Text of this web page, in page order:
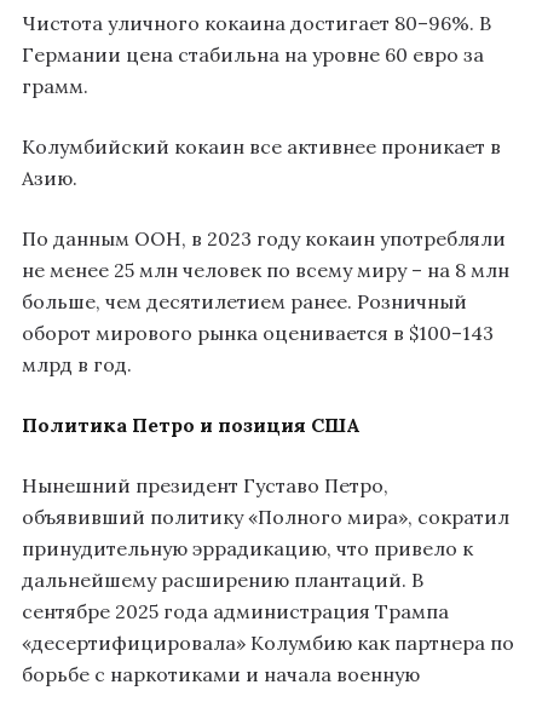
Чистота уличного кокаина достигает 80–96%. В
Германии цена стабильна на уровне 60 евро за
грамм.
Колумбийский кокаин все активнее проникает в
Азию.
По данным ООН, в 2023 году кокаин употребляли
не менее 25 млн человек по всему миру – на 8 млн
больше, чем десятилетием ранее. Розничный
оборот мирового рынка оценивается в $100–143
млрд в год.
Политика Петро и позиция США
Нынешний президент Густаво Петро,
объявивший политику «Полного мира», сократил
принудительную эррадикацию, что привело к
дальнейшему расширению плантаций. В
сентябре 2025 года администрация Трампа
«десертифицировала» Колумбию как партнера по
борьбе с наркотиками и начала военную